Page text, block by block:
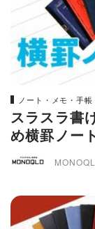
ノート・メモ・手帳
スラスラ書
め横罫ノー